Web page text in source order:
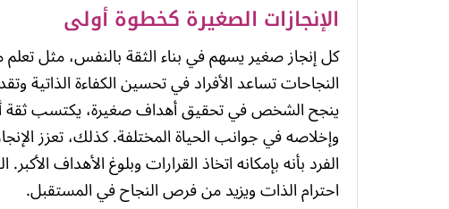
الإنجازات الصغيرة كخطوة أولى
كل إنجاز صغير يسهم في بناء الثقة بالنفس، مثل
النجاحات تساعد الأفراد في تحسين الكفاءة الذاتية
ينجح الشخص في تحقيق أهداف صغيرة، يكتسب ثقة
وإخلاصه في جوانب الحياة المختلفة. كذلك، تعزز
الفرد بأنه بإمكانه اتخاذ القرارات وبلوغ الأهداف
احترام الذات ويزيد من فرص النجاح في المستقبل.